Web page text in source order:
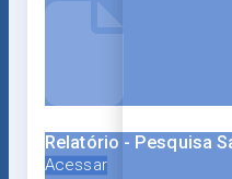
Relatório - Pesquisa
Acessar